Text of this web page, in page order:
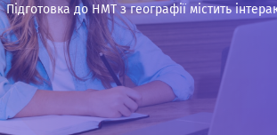
Підготовка до НМТ з географії містить